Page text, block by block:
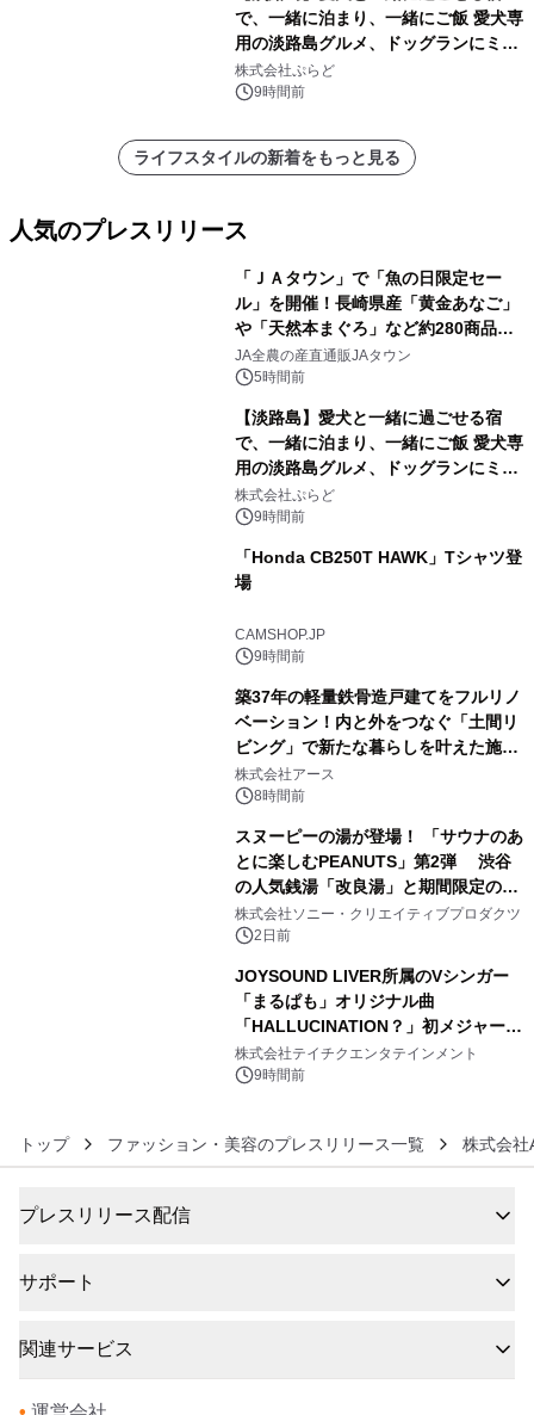
で、一緒に泊まり、一緒にご飯 愛犬専
用の淡路島グルメ、ドッグランにミニ
プール グランピングとトレーラーハウ
スの2施設で
株式会社ぷらど
9時間前
ライフスタイルの新着をもっと見る
人気のプレスリリース
「ＪＡタウン」で「魚の日限定セー
ル」を開催！長崎県産「黄金あなご」
や「天然本まぐろ」など約280商品を
販売！～毎月１０日の定例企画～
JA全農の産直通販JAタウン
5時間前
【淡路島】愛犬と一緒に過ごせる宿
で、一緒に泊まり、一緒にご飯 愛犬専
用の淡路島グルメ、ドッグランにミニ
プール グランピングとトレーラーハウ
スの2施設で
株式会社ぷらど
9時間前
「Honda CB250T HAWK」Tシャツ登
場
CAMSHOP.JP
9時間前
築37年の軽量鉄骨造戸建てをフルリノ
ベーション！内と外をつなぐ「土間リ
ビング」で新たな暮らしを叶えた施工
事例を株式会社アースが公開
株式会社アース
8時間前
スヌーピーの湯が登場！ 「サウナのあ
とに楽しむPEANUTS」第2弾 渋谷
の人気銭湯「改良湯」と期間限定のコ
ラボレーション サウナイキタイコラ
ボグッズも発売決定！
株式会社ソニー・クリエイティブプロダクツ
2日前
JOYSOUND LIVER所属のVシンガー
「まるぱも」オリジナル曲
「HALLUCINATION？」初メジャー配
信リリース決定！
株式会社テイチクエンタテインメント
9時間前
トップ ファッション・美容のプレスリリース一覧 株式会社
プレスリリース配信
サポート
関連サービス